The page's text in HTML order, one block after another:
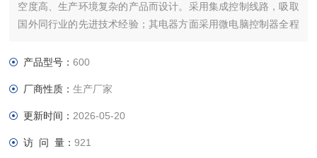
空度高、生产环境复杂的产品而设计。采用集成控制线路，吸取
国外同行业的先进技术经验；其电器方面采用微电脑控制器全程
产品型号：600
厂商性质：生产厂家
更新时间： 2026-05-20
访 问 量：921